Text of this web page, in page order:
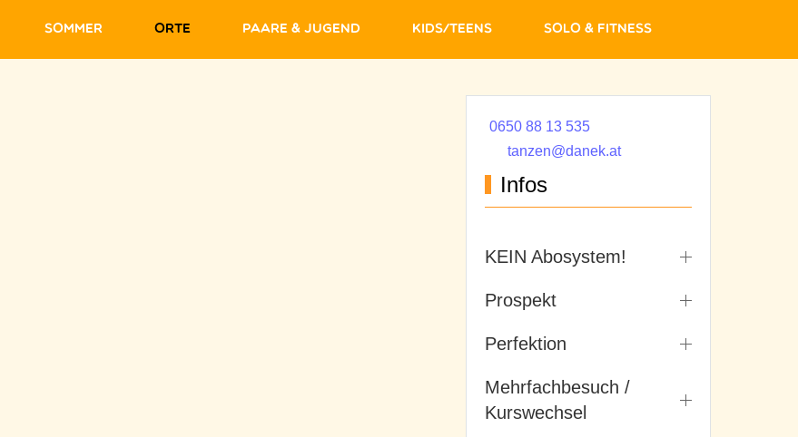
Sommer Orte Paare & Jugend Kids/Teens Solo & Fitness
0650 88 13 535
tanzen@danek.at
Infos
KEIN Abosystem!
Prospekt
Perfektion
Mehrfachbesuch /
Kurswechsel